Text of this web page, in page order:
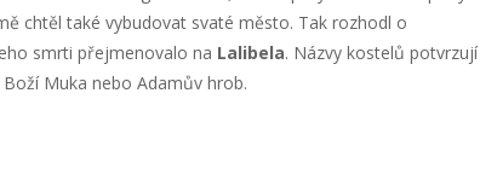
chtěl také vybudovat svaté město. Tak rozhodl o
smrti přejmenovalo na Lalibela. Názvy kostelů potvrzují
Muka nebo Adamův hrob.